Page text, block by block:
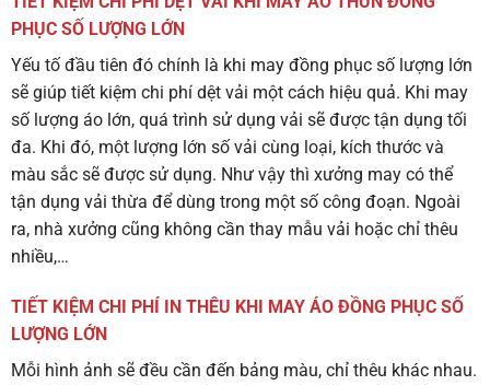
PHỤC SỐ LƯỢNG LỚN
Yếu tố đầu tiên đó chính là khi may đồng phục số lượng lớn
sẽ giúp tiết kiệm chi phí dệt vải một cách hiệu quả. Khi may
số lượng áo lớn, quá trình sử dụng vải sẽ được tận dụng tối
đa. Khi đó, một lượng lớn số vải cùng loại, kích thước và
màu sắc sẽ được sử dụng. Như vậy thì xưởng may có thể
tận dụng vải thừa để dùng trong một số công đoạn. Ngoài
ra, nhà xưởng cũng không cần thay mẫu vải hoặc chỉ thêu
nhiều,…
TIẾT KIỆM CHI PHÍ IN THÊU KHI MAY ÁO ĐỒNG PHỤC SỐ
LƯỢNG LỚN
Mỗi hình ảnh sẽ đều cần đến bảng màu, chỉ thêu khác nhau.